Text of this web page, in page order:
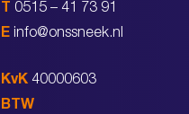
T 0515 – 41 73 91
E info@onssneek.nl
KvK 40000603
BTW